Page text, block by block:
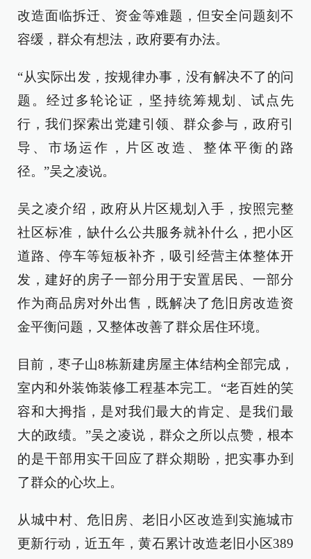
改造面临拆迁、资金等难题，但安全问题刻不
容缓，群众有想法，政府要有办法。
“从实际出发，按规律办事，没有解决不了的问
题。经过多轮论证，坚持统筹规划、试点先
行，我们探索出党建引领、群众参与，政府引
导、市场运作，片区改造、整体平衡的路
径。”吴之凌说。
吴之凌介绍，政府从片区规划入手，按照完整
社区标准，缺什么公共服务就补什么，把小区
道路、停车等短板补齐，吸引经营主体整体开
发，建好的房子一部分用于安置居民、一部分
作为商品房对外出售，既解决了危旧房改造资
金平衡问题，又整体改善了群众居住环境。
目前，枣子山8栋新建房屋主体结构全部完成，
室内和外装饰装修工程基本完工。“老百姓的笑
容和大拇指，是对我们最大的肯定、是我们最
大的政绩。”吴之凌说，群众之所以点赞，根本
的是干部用实干回应了群众期盼，把实事办到
了群众的心坎上。
从城中村、危旧房、老旧小区改造到实施城市
更新行动，近五年，黄石累计改造老旧小区389